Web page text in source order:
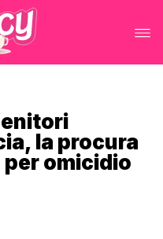
la procura
omicidio